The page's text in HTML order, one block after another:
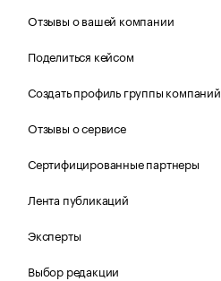
Отзывы о вашей компании
Поделиться кейсом
Создать профиль группы компаний
Отзывы о сервисе
Сертифицированные партнеры
Лента публикаций
Эксперты
Выбор редакции